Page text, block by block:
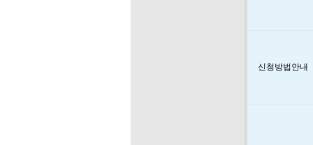
신청방법안내